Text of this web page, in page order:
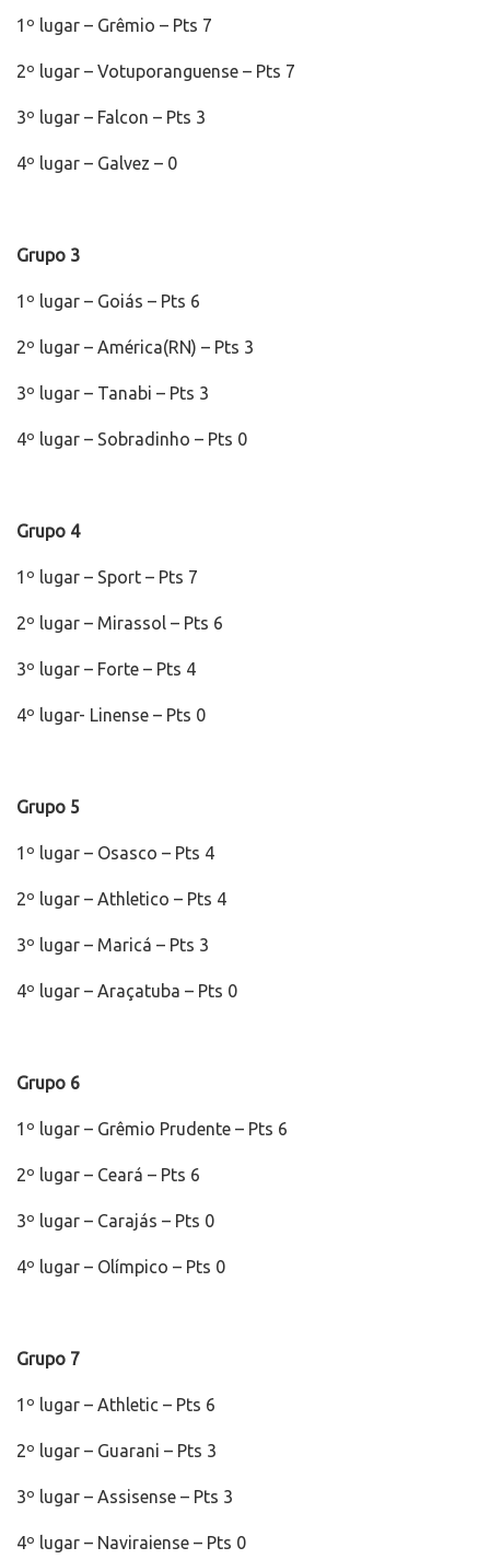
1º lugar – Grêmio – Pts 7
2º lugar – Votuporanguense – Pts 7
3º lugar – Falcon – Pts 3
4º lugar – Galvez – 0
Grupo 3
1º lugar – Goiás – Pts 6
2º lugar – América(RN) – Pts 3
3º lugar – Tanabi – Pts 3
4º lugar – Sobradinho – Pts 0
Grupo 4
1º lugar – Sport – Pts 7
2º lugar – Mirassol – Pts 6
3º lugar – Forte – Pts 4
4º lugar- Linense – Pts 0
Grupo 5
1º lugar – Osasco – Pts 4
2º lugar – Athletico – Pts 4
3º lugar – Maricá – Pts 3
4º lugar – Araçatuba – Pts 0
Grupo 6
1º lugar – Grêmio Prudente – Pts 6
2º lugar – Ceará – Pts 6
3º lugar – Carajás – Pts 0
4º lugar – Olímpico – Pts 0
Grupo 7
1º lugar – Athletic – Pts 6
2º lugar – Guarani – Pts 3
3º lugar – Assisense – Pts 3
4º lugar – Naviraiense – Pts 0